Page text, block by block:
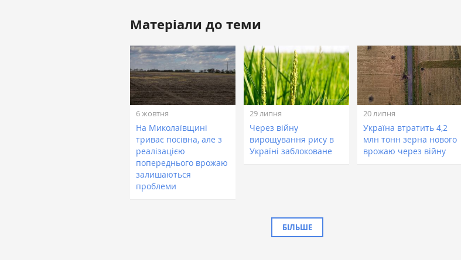
Матеріали до теми
6 жовтня
На Миколаївщині
триває посівна, але з
реалізацією
попереднього врожаю
залишаються
проблеми
29 липня
Через війну
вирощування рису в
Україні заблоковане
20 липня
Україна втратить 4,2
млн тонн зерна нового
врожаю через війну
БІЛЬШЕ